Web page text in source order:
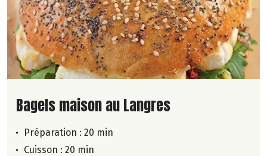
Lire la suite de la recette
Bagels maison au Langres
Préparation : 20 min
Cuisson : 20 min